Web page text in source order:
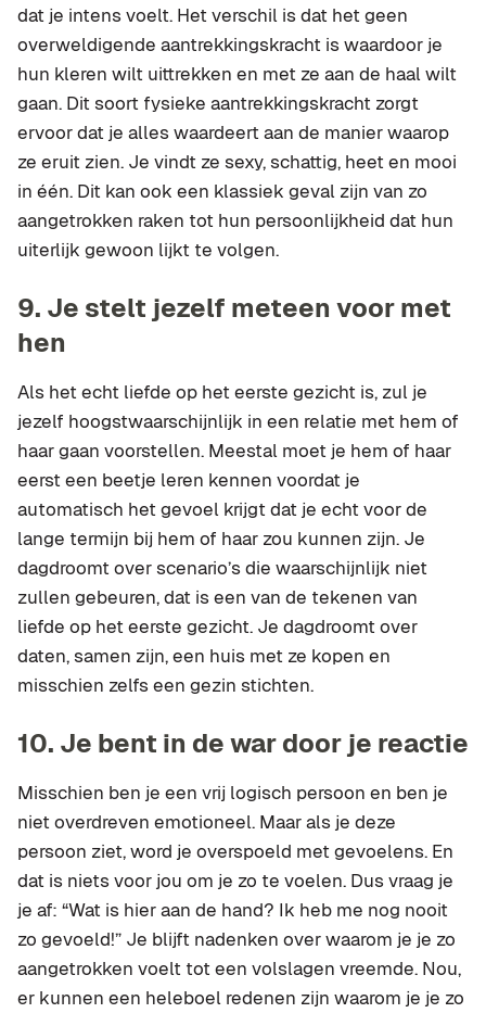
dat je intens voelt. Het verschil is dat het geen
overweldigende aantrekkingskracht is waardoor je
hun kleren wilt uittrekken en met ze aan de haal wilt
gaan. Dit soort fysieke aantrekkingskracht zorgt
ervoor dat je alles waardeert aan de manier waarop
ze eruit zien. Je vindt ze sexy, schattig, heet en mooi
in één. Dit kan ook een klassiek geval zijn van zo
aangetrokken raken tot hun persoonlijkheid dat hun
uiterlijk gewoon lijkt te volgen.
9. Je stelt jezelf meteen voor met
hen
Als het echt liefde op het eerste gezicht is, zul je
jezelf hoogstwaarschijnlijk in een relatie met hem of
haar gaan voorstellen. Meestal moet je hem of haar
eerst een beetje leren kennen voordat je
automatisch het gevoel krijgt dat je echt voor de
lange termijn bij hem of haar zou kunnen zijn. Je
dagdroomt over scenario’s die waarschijnlijk niet
zullen gebeuren, dat is een van de tekenen van
liefde op het eerste gezicht. Je dagdroomt over
daten, samen zijn, een huis met ze kopen en
misschien zelfs een gezin stichten.
10. Je bent in de war door je reactie
Misschien ben je een vrij logisch persoon en ben je
niet overdreven emotioneel. Maar als je deze
persoon ziet, word je overspoeld met gevoelens. En
dat is niets voor jou om je zo te voelen. Dus vraag je
je af: “Wat is hier aan de hand? Ik heb me nog nooit
zo gevoeld!” Je blijft nadenken over waarom je je zo
aangetrokken voelt tot een volslagen vreemde. Nou,
er kunnen een heleboel redenen zijn waarom je je zo